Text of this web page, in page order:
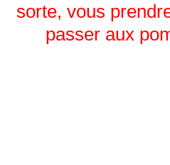
sorte, vous
passer aux